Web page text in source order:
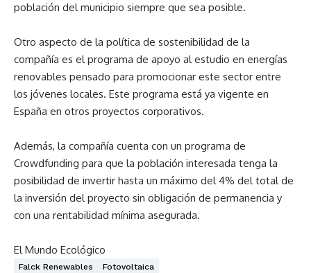
población del municipio siempre que sea posible.
Otro aspecto de la política de sostenibilidad de la
compañía es el programa de apoyo al estudio en energías
renovables pensado para promocionar este sector entre
los jóvenes locales. Este programa está ya vigente en
España en otros proyectos corporativos.
Además, la compañía cuenta con un programa de
Crowdfunding para que la población interesada tenga la
posibilidad de invertir hasta un máximo del 4% del total de
la inversión del proyecto sin obligación de permanencia y
con una rentabilidad mínima asegurada.
El Mundo Ecológico
Falck Renewables Fotovoltaica